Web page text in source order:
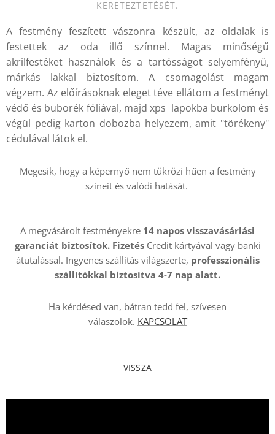
KERETEZTETÉSÉT.
A festmény feszített vászonra készült, az oldalak is
festettek az oda illő színnel. Magas minőségű
akrilfestéket használok és a tartósságot selyemfényű,
márkás lakkal biztosítom. A csomagolást magam
végzem. Az előírásoknak eleget téve ellátom a festményt
védő és buborék fóliával, majd xps lapokba burkolom és
végül pedig karton dobozba helyezem, amit "törékeny"
cédulával látok el.
Megesik, hogy a képernyő nem tükrözi hűen a festmény
színeit és valódi hatását.
A megvásárolt festményekre 14 napos visszavásárlási
garanciát biztosítok. Fizetés Credit kártyával vagy banki
átutalással. Ingyenes szállítás világszerte, professzionális
szállítókkal biztosítva 4-7 nap alatt.
Ha kérdésed van, bátran tedd fel, szívesen
válaszolok. KAPCSOLAT
VISSZA